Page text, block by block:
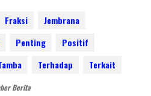
ar
e
Fraksi
Jembrana
Penting
Positif
Terhadap Terkait
Berita